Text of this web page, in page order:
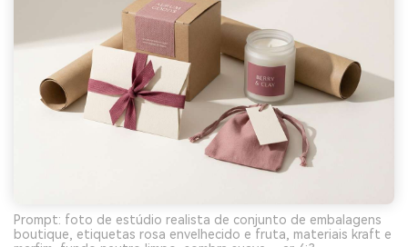
Prompt: foto de estúdio realista de conjunto de embalagens
boutique, etiquetas rosa envelhecido e fruta, materiais kraft e